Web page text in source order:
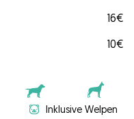
16€
10€
Inklusive Welpen